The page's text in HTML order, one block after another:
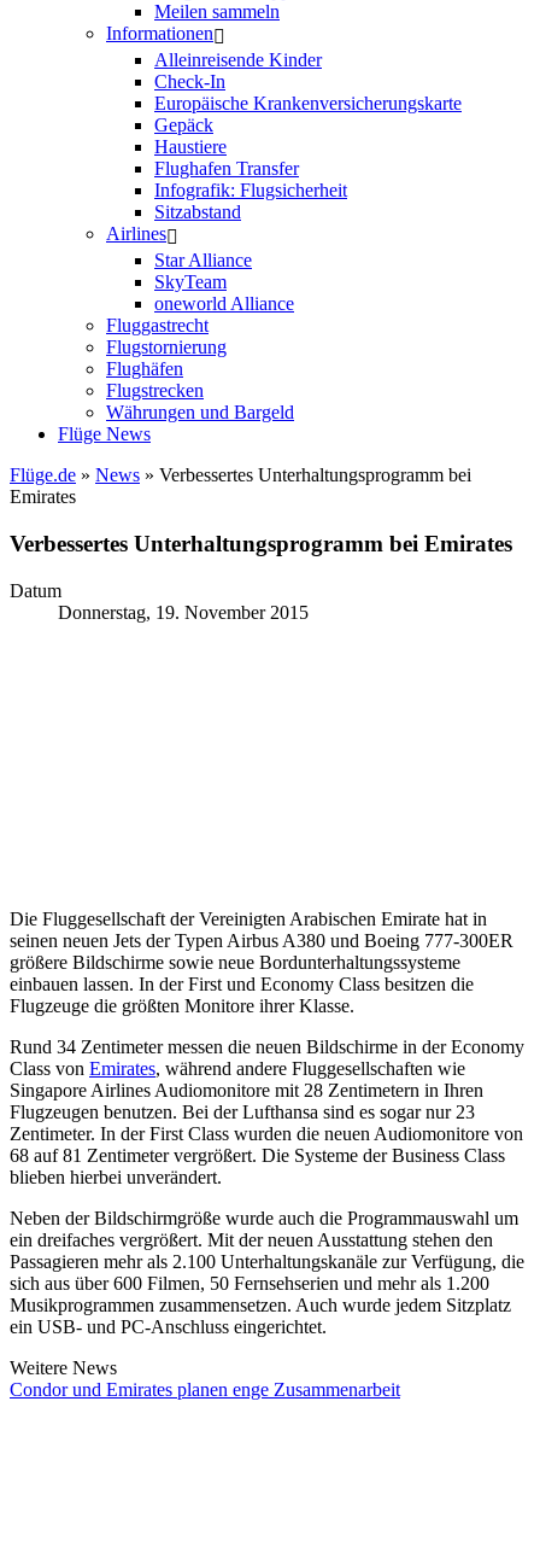
Meilen sammeln
Informationen
Alleinreisende Kinder
Check-In
Europäische Krankenversicherungskarte
Gepäck
Haustiere
Flughafen Transfer
Infografik: Flugsicherheit
Sitzabstand
Airlines
Star Alliance
SkyTeam
oneworld Alliance
Fluggastrecht
Flugstornierung
Flughäfen
Flugstrecken
Währungen und Bargeld
Flüge News
Flüge.de » News » Verbessertes Unterhaltungsprogramm bei
Emirates
Verbessertes Unterhaltungsprogramm bei Emirates
Datum
Donnerstag, 19. November 2015
Die Fluggesellschaft der Vereinigten Arabischen Emirate hat in
seinen neuen Jets der Typen Airbus A380 und Boeing 777-300ER
größere Bildschirme sowie neue Bordunterhaltungssysteme
einbauen lassen. In der First und Economy Class besitzen die
Flugzeuge die größten Monitore ihrer Klasse.
Rund 34 Zentimeter messen die neuen Bildschirme in der Economy
Class von Emirates, während andere Fluggesellschaften wie
Singapore Airlines Audiomonitore mit 28 Zentimetern in Ihren
Flugzeugen benutzen. Bei der Lufthansa sind es sogar nur 23
Zentimeter. In der First Class wurden die neuen Audiomonitore von
68 auf 81 Zentimeter vergrößert. Die Systeme der Business Class
blieben hierbei unverändert.
Neben der Bildschirmgröße wurde auch die Programmauswahl um
ein dreifaches vergrößert. Mit der neuen Ausstattung stehen den
Passagieren mehr als 2.100 Unterhaltungskanäle zur Verfügung, die
sich aus über 600 Filmen, 50 Fernsehserien und mehr als 1.200
Musikprogrammen zusammensetzen. Auch wurde jedem Sitzplatz
ein USB- und PC-Anschluss eingerichtet.
Weitere News
Condor und Emirates planen enge Zusammenarbeit